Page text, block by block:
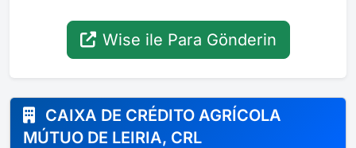
Wise ile Para Gönderin
CAIXA DE CRÉDITO AGRÍCOLA
MÚTUO DE LEIRIA, CRL